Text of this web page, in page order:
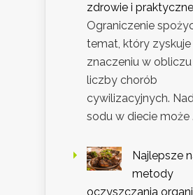
zdrowie i
Ograniczenie
temat, który zyskuje
znaczeniu w
liczby chorób
cywilizacyjnych.
sodu w diecie może
Najlepsze
metody
oczyszczania